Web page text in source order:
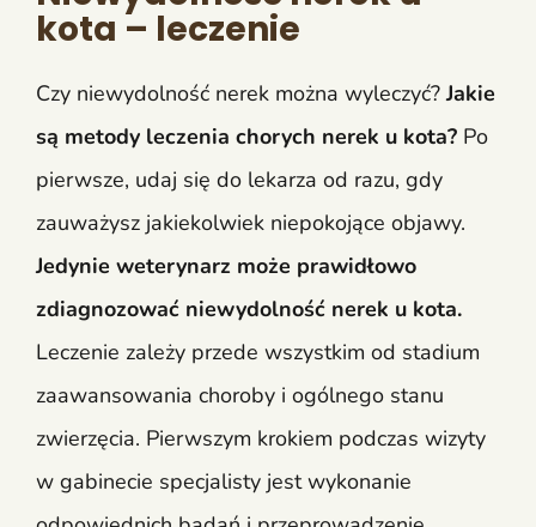
kota – leczenie
Czy niewydolność nerek można wyleczyć?Jakie
są metody leczenia chorych nerek u kota? Po
pierwsze, udaj się do lekarza od razu, gdy
zauważysz jakiekolwiek niepokojące objawy.
Jedynie weterynarz może prawidłowo
zdiagnozować niewydolność nerek u kota.
Leczenie zależy przede wszystkim od stadium
zaawansowania choroby i ogólnego stanu
zwierzęcia. Pierwszym krokiem podczas wizyty
w gabinecie specjalisty jest wykonanie